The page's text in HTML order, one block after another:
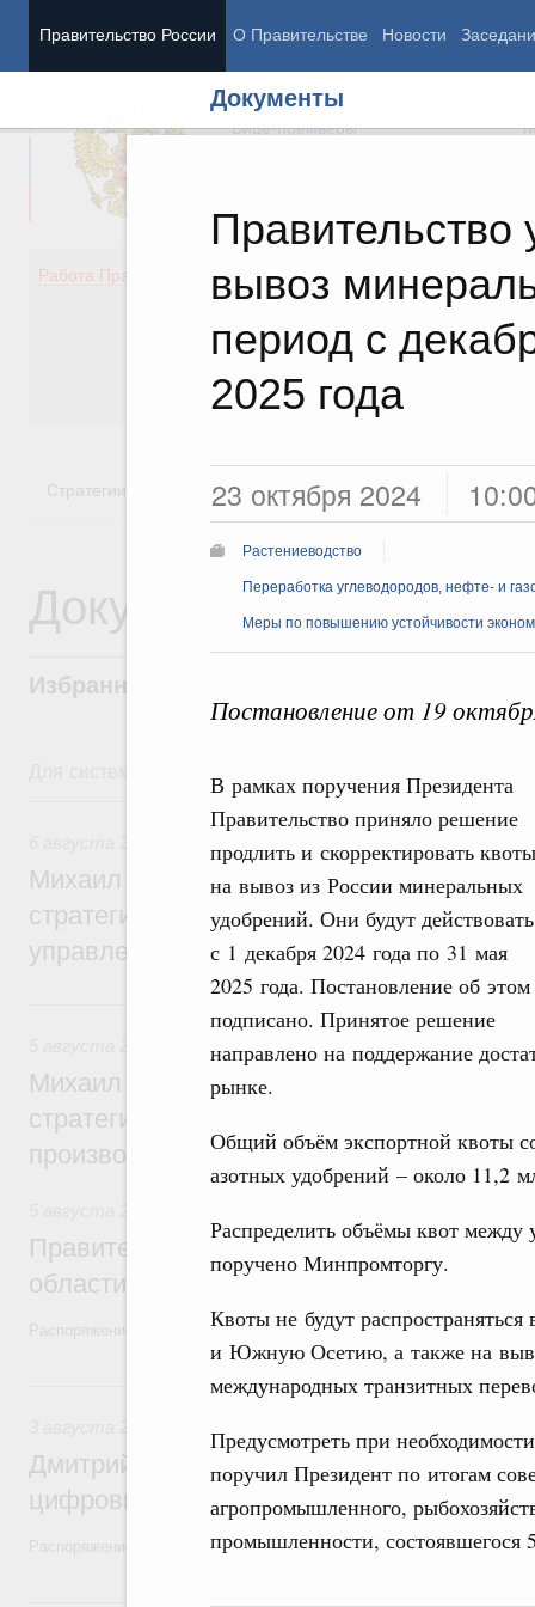
Правительство России О Правительстве Новости
Документы
Правительство
вывоз
период с
2025 года
23 октября 2024
Растениеводство
Переработка углеводородов, нефте- и
Меры по повышению устойчивости
Постановление от 19
В рамках поручения Президента
Правительство приняло решение
продлить и скорректировать квоты
на вывоз из России минеральных
удобрений. Они будут действовать
с 1 декабря 2024 года по 31 мая
2025 года. Постановление об этом
подписано. Принятое решение
направлено на поддержание
рынке.
Общий объём экспортной квоты
азотных удобрений – около 11,2
Распределить объёмы квот между
поручено Минпромторгу.
Квоты не будут
и Южную Осетию, а также на
международных транзитных
Предусмотреть при
поручил Президент по итогам
агропромышленного,
промышленности, состоявшегося
Председатель Правительства
Вице-премьеры
Работа Правительства
Демография
Здоровье
Культура
Государство
Стратегии Государственные программы
Документы
Избранные документы со справками к
6 августа, четверг
Михаил Мишустин дал поручения по
стратегической сессии о
управления научно-технологическим
Михаил Мишустин дал поручения по
стратегической сессии, посвящённой
производительности труда
Правительство увеличило объём
области в рамках федерального
Распоряжение от 3 августа 2026 года №2067-р
3 августа, понедельник
Дмитрий Григоренко возглавил штаб по
цифровых платформ
Распоряжение от 25 июля 2026 года №1966-р